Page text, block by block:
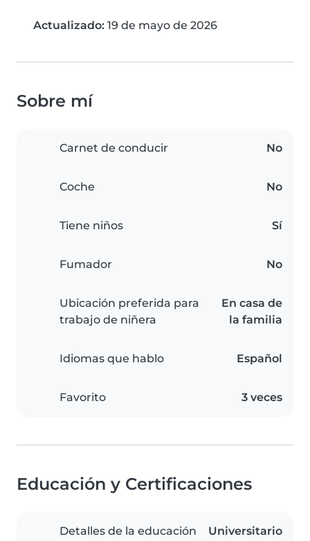
Actualizado: 19 de mayo de 2026
Sobre mí
Carnet de conducir No
Coche No
Tiene niños Sí
Fumador No
Ubicación preferida para
trabajo de niñera
En casa de
la familia
Idiomas que hablo Español
Favorito 3 veces
Educación y Certificaciones
Detalles de la educación Universitario